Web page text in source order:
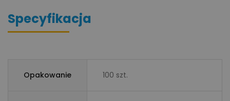
Specyfikacja
Opakowanie 100 szt.